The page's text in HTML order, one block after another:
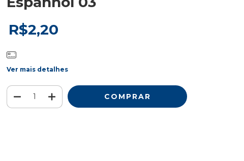
R$2,20
Ver mais detalhes